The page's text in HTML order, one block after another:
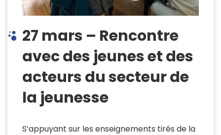
27 mars – Rencontre
avec des jeunes et des
acteurs du secteur de
la jeunesse
S’appuyant sur les enseignements tirés de la